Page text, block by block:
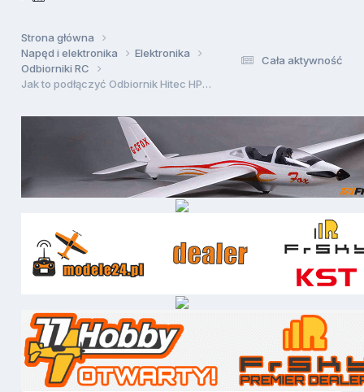
Cała aktywność
Strona główna
Napęd i elektronika
Elektronika
Odbiorniki RC
Jak to podłączyć Odbiornik Hitec HPD-07RH QPCM 35MHz